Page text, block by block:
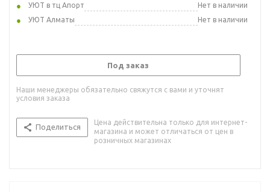
УЮТ в тц Апорт
Нет в наличии
УЮТ Алматы
Нет в наличии
Под заказ
Наши менеджеры обязательно свяжутся с вами и уточнят
условия заказа
Поделиться
Цена действительна только для интернет-
магазина и может отличаться от цен в
розничных магазинах